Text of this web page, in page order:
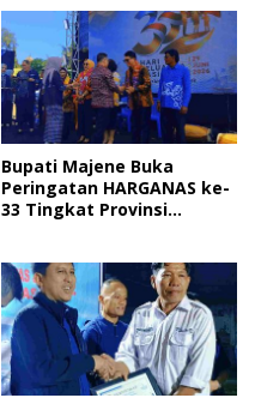
Tanah Air
Bupati Majene Buka
Peringatan HARGANAS ke-
33 Tingkat Provinsi
Keluarga